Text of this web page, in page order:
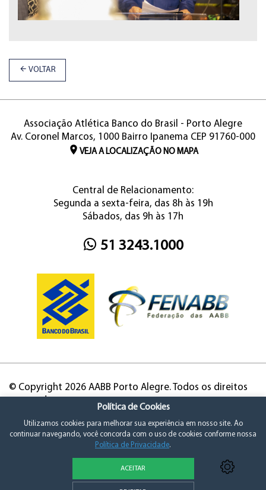
VOLTAR
Associação Atlética Banco do Brasil - Porto Alegre
Av. Coronel Marcos, 1000 Bairro Ipanema CEP 91760-000
VEJA A LOCALIZAÇÃO NO MAPA
Central de Relacionamento:
Segunda a sexta-feira, das 8h às 19h
Sábados, das 9h às 17h
51 3243.1000
© Copyright 2026 AABB Porto Alegre. Todos os direitos
Política de Privacidade e Consentimento
Política de Cookies
Utilizamos cookies para melhorar sua experiência em nosso site. Ao
continuar navegando, você concorda com o uso de cookies conforme nossa
Política de Privacidade.
ACEITAR